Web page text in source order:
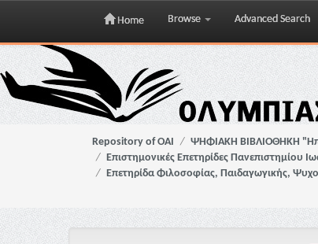
Skip
navigation
Home Browse Advanced Search
Repository of OAI ΨΗΦΙΑΚΗ ΒΙΒΛΙΟΘΗΚΗ
Επιστημονικές Επετηρίδες Πανεπιστημίου
Επετηρίδα Φιλοσοφίας, Παιδαγωγικής,